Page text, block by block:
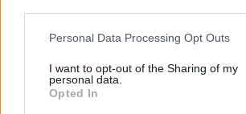
Personal Data Processing Opt Outs
I want to opt-out of the Sharing of my
personal data.
Opted In
ADHD - psychostimulantia
Amlodipine (493)
Bloeddruk - calciumantagonisten